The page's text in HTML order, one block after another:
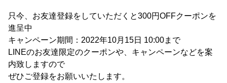
只今、お友達登録をしていただくと300円OFFクーポンを
進呈中
キャンペーン期間：2022年10月15日 10:00まで
LINEのお友達限定のクーポンや、キャンペーンなどを案
内致しますので
ぜひご登録をお願いいたします。